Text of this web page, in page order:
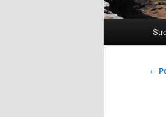
←